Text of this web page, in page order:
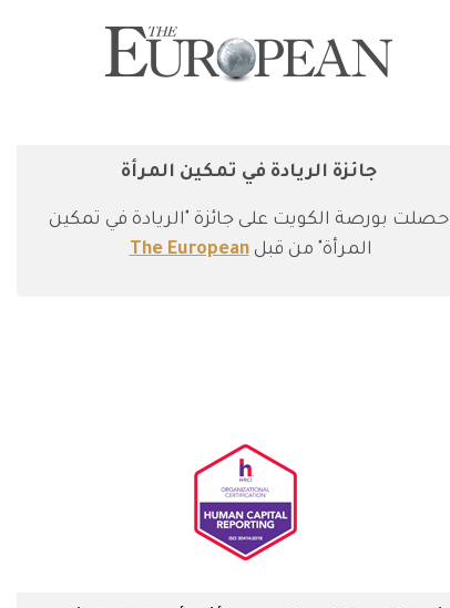
جائزة الريادة في تمكين المرأة
حصلت بورصة الكويت على جائزة "الريادة في تمكين
المرأة" من قبلThe European